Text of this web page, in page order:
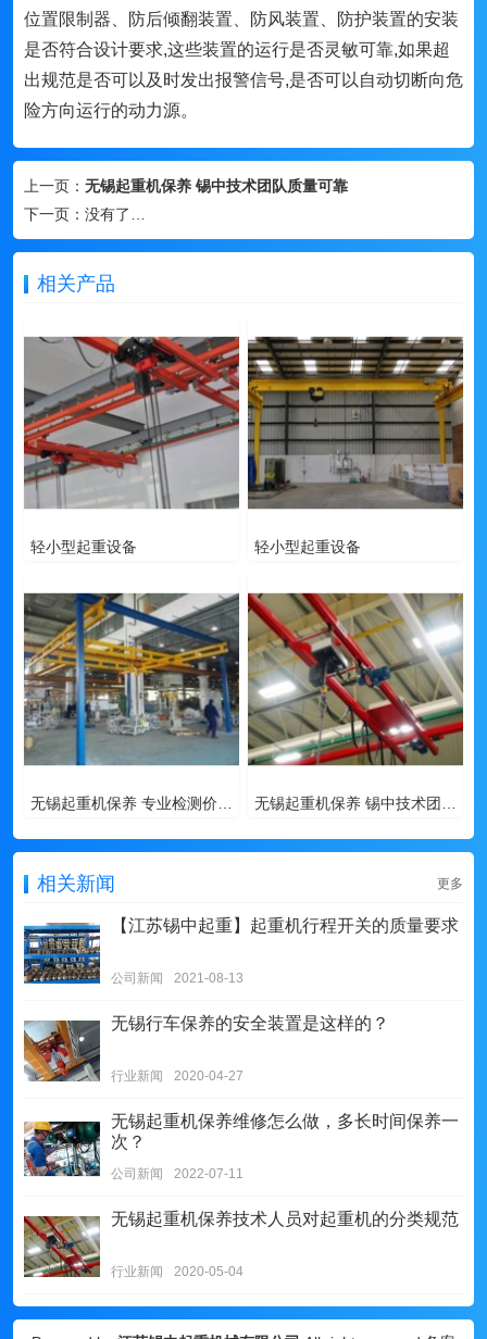
位置限制器、防后倾翻装置、防风装置、防护装置的安装
是否符合设计要求,这些装置的运行是否灵敏可靠,如果超
出规范是否可以及时发出报警信号,是否可以自动切断向危
险方向运行的动力源。
上一页： 无锡起重机保养 锡中技术团队质量可靠
下一页： 没有了…
相关产品
轻小型起重设备 轻小型起重设备
无锡起重机保养 专业检测价格合理 无锡起重机保养 锡中技术团队质量可靠
相关新闻 更多
【江苏锡中起重】起重机行程开关的质量要求
公司新闻 2021-08-13
无锡行车保养的安全装置是这样的？
行业新闻 2020-04-27
无锡起重机保养维修怎么做，多长时间保养一
次？
公司新闻 2022-07-11
无锡起重机保养技术人员对起重机的分类规范
行业新闻 2020-05-04